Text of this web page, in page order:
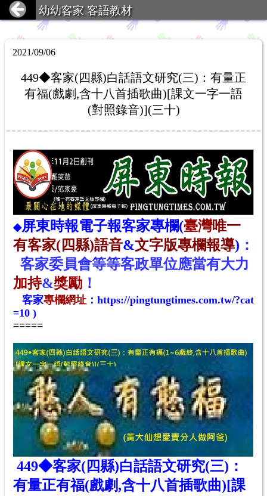
幼幼客家 客語教材
2021/09/06
449◆客家(四縣)白話語文研究(三)：有量正
有福(戲劇,含十八首插歌曲)[課文一字一語
(對照錄音)](三十)
◆屏東時報電子報客家專欄(臺灣唯一
有客家(四縣)語音&文字版專欄報導) ：
客家委員會等等客政單位應當有大力
加持&獎勵 ！
客家專欄網址 ： https://pingtungtimes.com.tw/?cat
=10 )
=====
449◆客家(四縣)白話語文研究(三)：
有量正有福(戲劇,含十八首插歌曲)[課